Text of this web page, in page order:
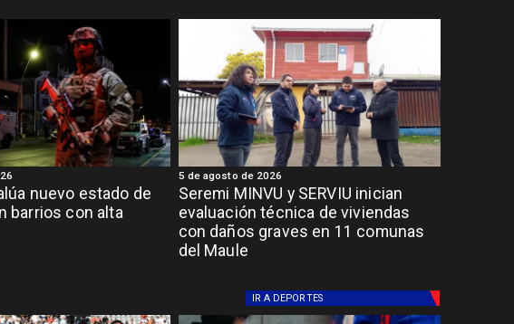
nuevo estado de
barrios con alta
Seremi MINVU y SERVIU inician
evaluación técnica de viviendas
con daños graves en 11 comunas
del Maule
5 de agosto de 2026
IR A DEPORTES